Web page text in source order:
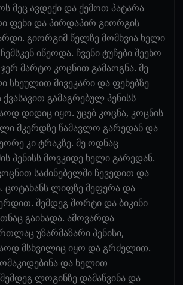
მეც ავდექი და ქემოთ პატარა
ფეხი და პირდაპირ გიორგის
გიორგიმ წელზე მომხვია ხელი
იწეოდა. ჩვენი ტუჩები შეეხო
მარტო კოცნით გამაოგნა. მე
სხეულით მივეკარი და ფეხებზე
გამაგრებულ პენისს
დიდიც იყო. უცებ კოცნა, კოცნის
მკერდზე წამავლო გარედან და
კი ტრაკზე. მე ოდნაც
პენისს მოვკიდე ხელი გარედან.
საძინებელში ჩევედით და
ცოტახანს ლიფზე მეფერა და
შემდეგ შორტი და ბიკინი
გაიხადა. ამოვარდა
უზარმაზარი პენისი,
მსხვილიც იყო და გრძელით.
და ხელით
ლოგინზე დამაწვინა და